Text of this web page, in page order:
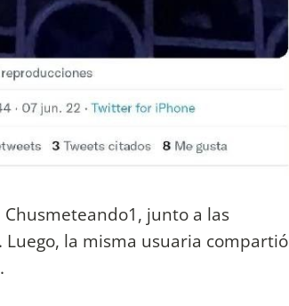
junto a las
Luego, la misma usuaria compartió